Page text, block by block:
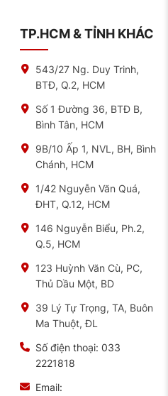
uy tín, chất lượng
ta có thể tìm mua được
được đại lý bán hàng để
là rất quan trọng.
sản phẩm ắc quy Sebang,
cả cạnh tranh trên thị
sản phẩm chính hãng, chất
Quốc. Ngoài ra, công ty
tôi để được tư vấn và hỗ
phù hợp cho xe của bạn
phục vụ quý khách hàng
TP.HCM & TỈNH KHÁC
543/27 Ng. Duy Trinh,
BTĐ, Q.2, HCM
Số 1 Đường 36, BTĐ B,
Bình Tân, HCM
9B/10 Ấp 1, NVL, BH, Bình
Chánh, HCM
1/42 Nguyễn Văn Quá,
ĐHT, Q.12, HCM
146 Nguyễn Biểu, Ph.2,
Q.5, HCM
123 Huỳnh Văn Cù, PC,
Thủ Dầu Một, BD
39 Lý Tự Trọng, TA, Buôn
Ma Thuột, ĐL
Số điện thoại: 033
2221818
Email: